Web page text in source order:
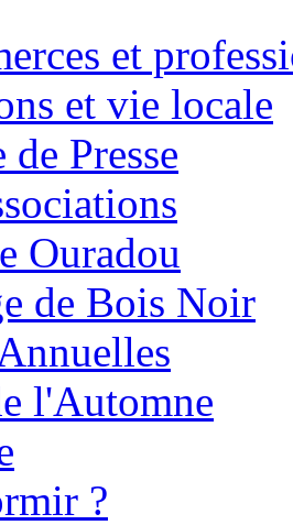
et
et vie locale
de Presse
Ouradou
de Bois Noir
l'Automne
?